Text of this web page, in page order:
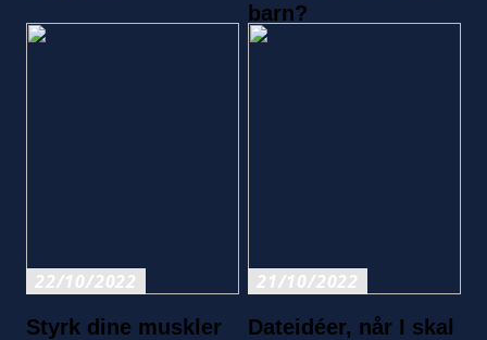
barn?
22/10/2022
Styrk dine muskler
21/10/2022
Dateidéer, når I skal